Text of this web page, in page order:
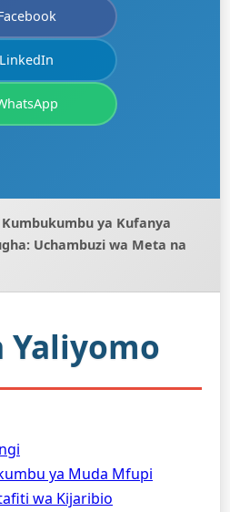
LinkedIn
Kumbukumbu ya Kufanya
Uchambuzi wa Meta na
Yaliyomo
ya Muda Mfupi
wa Kijaribio